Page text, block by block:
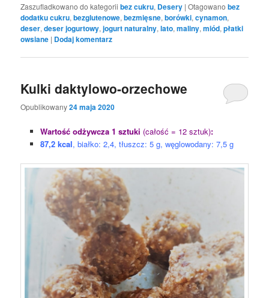
Zaszufladkowano do kategorii bez cukru, Desery |Otagowano bez
dodatku cukru,bezglutenowe,bezmięsne,borówki,cynamon,
deser,deser jogurtowy,jogurt naturalny,lato,maliny,miód,płatki
owsiane | Dodaj komentarz
Kulki daktylowo-orzechowe
Opublikowany24 maja 2020
Wartość odżywcza 1 sztuki (całość = 12 sztuk):
87,2 kcal, białko: 2,4, tłuszcz: 5 g, węglowodany: 7,5 g